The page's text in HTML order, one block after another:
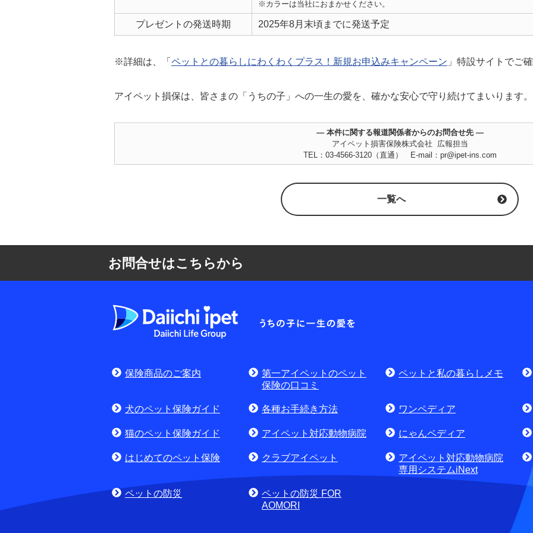
※カラーは当社におまかせください。
プレゼントの発送時期 2025年8月末頃までに発送予定
※詳細は、「 ペットとの暮らしにわくわくプラス！新規お申込みキャンペーン 」特設サイトでご
アイペット損保は、皆さまの「うちの子」への一生の愛を、確かな安心で守り続けてまいります。
― 本件に関する報道関係者からのお問合せ先 ―
アイペット損害保険株式会社 広報担当
TEL：03-4566-3120（直通） E-mail：pr@ipet-ins.com
一覧へ
お問合せはこちらから
よくある質問
お
(商品に関するお問合せ・資料請求)
お電話でのお問合せはこちら 通
第一ア
保険商品のご案内
第一アイペットのペット
保険の口コミ
ペットと私の暮らしメモ
犬のペット保険ガイド 各種お手続き方法 ワンペディア
猫のペット保険ガイド アイペット対応動物病院 にゃんペディア
はじめてのペット保険 クラブアイペット
アイペット対応動物病院
専用システムiNext
ペットの防災
ペットの防災 FOR
AOMORI